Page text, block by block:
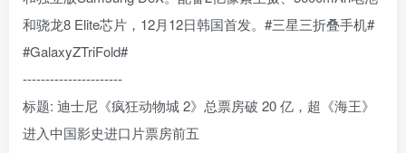
和骁龙8 Elite芯片，12月12日韩国首发。#三星三折叠手机#
#GalaxyZTriFold#
----------------------
标题: 迪士尼《疯狂动物城 2》总票房破 20 亿，超《海王》
进入中国影史进口片票房前五